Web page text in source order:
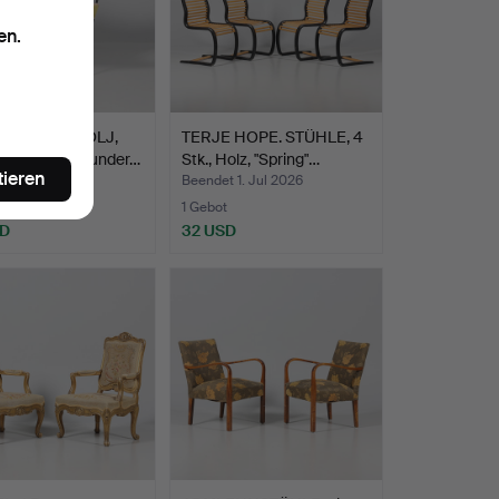
20. Jahrhunder…
1. Jul 2026
TERJE HOPE. STÜHLE, 4
Stk., Holz, "Spring"…
Beendet 1. Jul 2026
1 Gebot
32 USD